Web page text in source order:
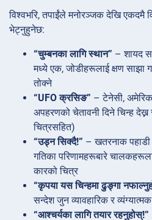
विश्वभरि, तपाईंले मनोरञ्जक देखि एकदमै
भेट्नुहुनेछ:
“चुम्बनका लागि स्थान” – शायद
मध्ये एक, जोडीहरूलाई क्षण साझा
तोक्ने
“UFO क्रसिङ” – टेनेसी,
अपहरणको चेतावनी दिने चिन्ह
चित्रसहित)
“उड्न सिक्दै!” – खतरनाक पहाडी
गतिका परिणामहरूबारे
कारको चित्र
“कृपया यस चिन्हमा ढुङ्गा
सन्देश जुन व्यावहारिक र
“आश्चर्यका लागि तयार रहनुहोस्!”